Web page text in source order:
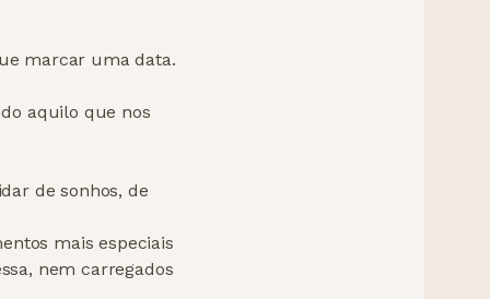
marcar uma data.
aquilo que nos
de sonhos, de
mais especiais
nem carregados